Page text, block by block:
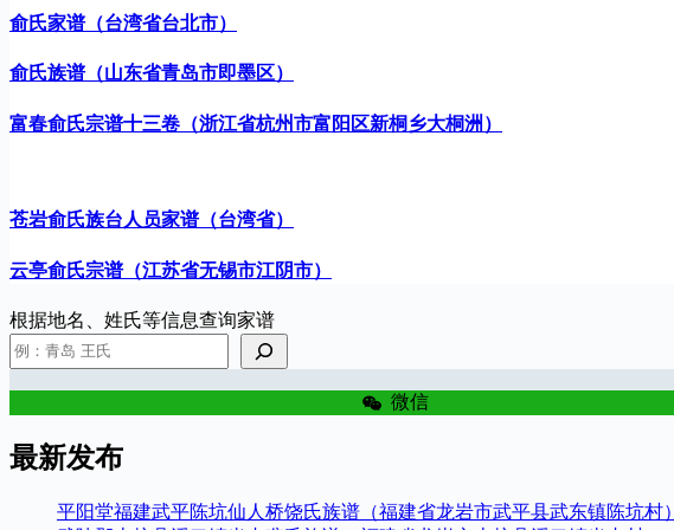
俞氏家谱（台湾省台北市）
俞氏族谱（山东省青岛市即墨区）
富春俞氏宗谱十三卷（浙江省杭州市富阳区新桐乡大桐洲）
苍岩俞氏族台人员家谱（台湾省）
云亭俞氏宗谱（江苏省无锡市江阴市）
根据地名、姓氏等信息查询家谱
微信
最新发布
平阳堂福建武平陈坑仙人桥饶氏族谱（福建省龙岩市武平县武东镇陈坑村）